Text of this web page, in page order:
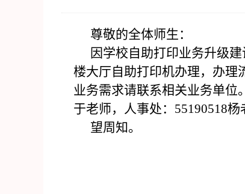
尊敬的全体师生：
因学校自助打印业务升级
楼大厅自助打印机办理，办理
业务需求请联系相关业务单位
于老师，人事处：55190518杨
望周知。